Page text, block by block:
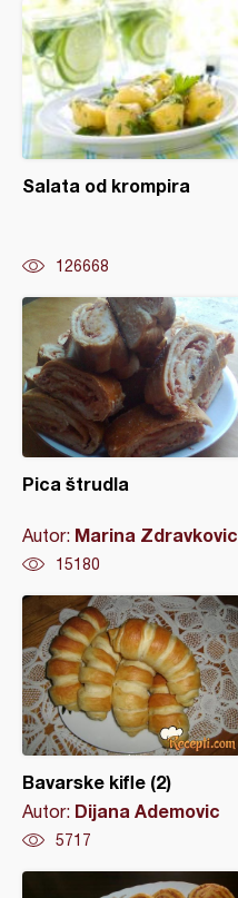
Salata od krompira
126668
Pica štrudla
Autor: Marina Zdravkovic
15180
Bavarske kifle (2)
Autor: Dijana Ademovic
5717